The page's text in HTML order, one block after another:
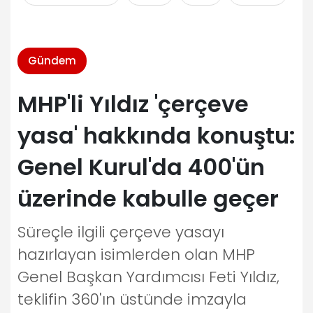
Gündem
MHP'li Yıldız 'çerçeve
yasa' hakkında konuştu:
Genel Kurul'da 400'ün
üzerinde kabulle geçer
Süreçle ilgili çerçeve yasayı
hazırlayan isimlerden olan MHP
Genel Başkan Yardımcısı Feti Yıldız,
teklifin 360'ın üstünde imzayla